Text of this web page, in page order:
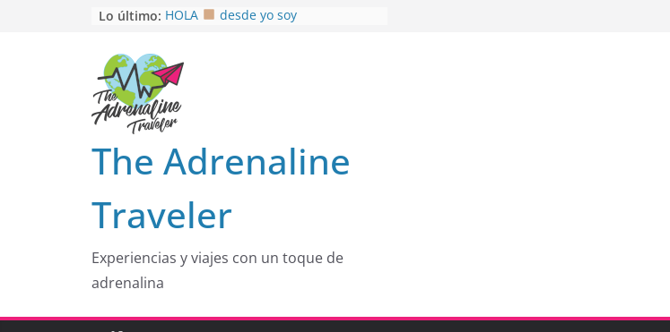
Lo último: HOLA
desde yo soy
EL SENDERO DEL CACAO: Excelente
opción
HOSPEDAJE AL NATURALSHH !!
En
MULITO!
The Adrenaline
Traveler
Experiencias y viajes con un toque de
adrenalina